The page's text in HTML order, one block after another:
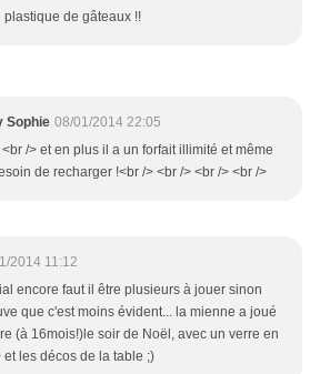
plastique de gâteaux !!
Sophie 08/01/2014 22:05
<br /> et en plus il a un forfait illimité et même
de recharger !<br /> <br /> <br /> <br />
2014 11:12
encore faut il être plusieurs à jouer sinon
que c'est moins évident... la mienne a joué
(à 16mois!)le soir de Noël, avec un verre en
les décos de la table ;)